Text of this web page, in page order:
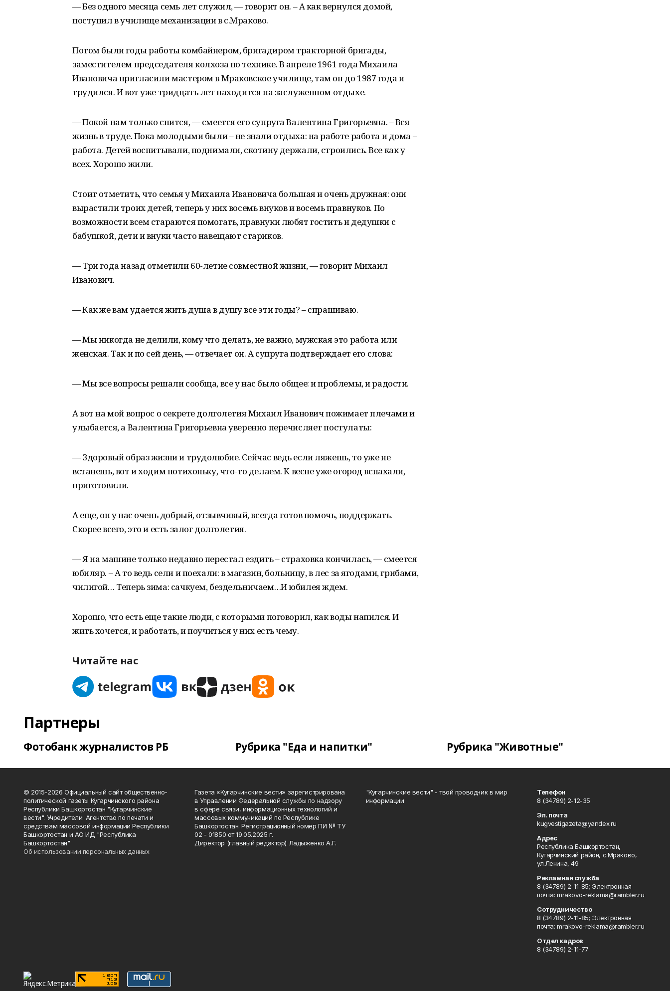
— Без одного месяца семь лет служил, — говорит он. – А как вернулся домой,
поступил в училище механизации в с.Мраково.
Потом были годы работы комбайнером, бригадиром тракторной бригады,
заместителем председателя колхоза по технике. В апреле 1961 года Михаила
Ивановича пригласили мастером в Мраковское училище, там он до 1987 года и
трудился. И вот уже тридцать лет находится на заслуженном отдыхе.
— Покой нам только снится, — смеется его супруга Валентина Григорьевна. – Вся
жизнь в труде. Пока молодыми были – не знали отдыха: на работе работа и дома –
работа. Детей воспитывали, поднимали, скотину держали, строились. Все как у
всех. Хорошо жили.
Стоит отметить, что семья у Михаила Ивановича большая и очень дружная: они
вырастили троих детей, теперь у них восемь внуков и восемь правнуков. По
возможности всем стараются помогать, правнуки любят гостить и дедушки с
бабушкой, дети и внуки часто навещают стариков.
— Три года назад отметили 60-летие совместной жизни, — говорит Михаил
Иванович.
— Как же вам удается жить душа в душу все эти годы? – спрашиваю.
— Мы никогда не делили, кому что делать, не важно, мужская это работа или
женская. Так и по сей день, — отвечает он. А супруга подтверждает его слова:
— Мы все вопросы решали сообща, все у нас было общее: и проблемы, и радости.
А вот на мой вопрос о секрете долголетия Михаил Иванович пожимает плечами и
улыбается, а Валентина Григорьевна уверенно перечисляет постулаты:
— Здоровый образ жизни и трудолюбие. Сейчас ведь если ляжешь, то уже не
встанешь, вот и ходим потихоньку, что-то делаем. К весне уже огород вспахали,
приготовили.
А еще, он у нас очень добрый, отзывчивый, всегда готов помочь, поддержать.
Скорее всего, это и есть залог долголетия.
— Я на машине только недавно перестал ездить – страховка кончилась, — смеется
юбиляр. – А то ведь сели и поехали: в магазин, больницу, в лес за ягодами, грибами,
чилигой… Теперь зима: сачкуем, бездельничаем…И юбилея ждем.
Хорошо, что есть еще такие люди, с которыми поговорил, как воды напился. И
жить хочется, и работать, и поучиться у них есть чему.
Читайте нас
Партнеры
Фотобанк журналистов РБ Рубрика "Еда и напитки" Рубрика "Животные"
© 2015-2026 Официальный сайт общественно-
политической газеты Кугарчинского района
Республики Башкортостан "Кугарчинские
вести". Учредители: Агентство по печати и
средствам массовой информации Республики
Башкортостан и АО ИД "Республика
Башкортостан"
Об использовании персональных данных
Газета «Кугарчинские вести» зарегистрирована
в Управлении Федеральной службы по надзору
в сфере связи, информационных технологий и
массовых коммуникаций по Республике
Башкортостан. Регистрационный номер ПИ № ТУ
02 - 01850 от 19.05.2025 г.
Директор (главный редактор) Ладыженко А.Г.
"Кугарчинские вести" - твой проводник в мир
информации
Телефон
8 (34789) 2-12-35
Эл. почта
kugvestigazeta@yandex.ru
Адрес
Республика Башкортостан,
Кугарчинский район, с.Мраково,
ул.Ленина, 49
Рекламная служба
8 (34789) 2-11-85; Электронная
почта: mrakovo-reklama@rambler.ru
Сотрудничество
8 (34789) 2-11-85; Электронная
почта: mrakovo-reklama@rambler.ru
Отдел кадров
8 (34789) 2-11-77